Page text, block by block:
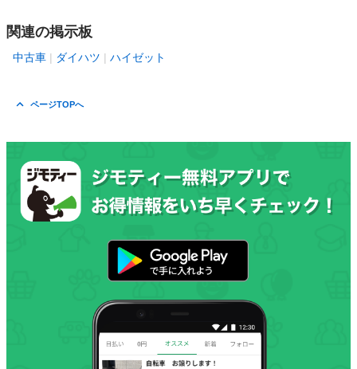
関連の掲示板
中古車 ダイハツ ハイゼット
ページTOPへ